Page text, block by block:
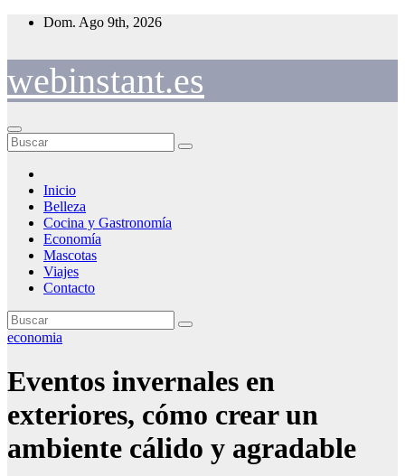
Saltar
Dom. Ago 9th, 2026
webinstant.es
Inicio
Belleza
Cocina y Gastronomía
Economía
Mascotas
Viajes
Contacto
economia
Eventos invernales en
exteriores, cómo crear un
ambiente cálido y agradable